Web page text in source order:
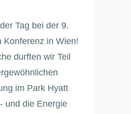
Tag bei der 9.
Konferenz in Wien!
durften wir Teil
im Park Hyatt
und die Energie